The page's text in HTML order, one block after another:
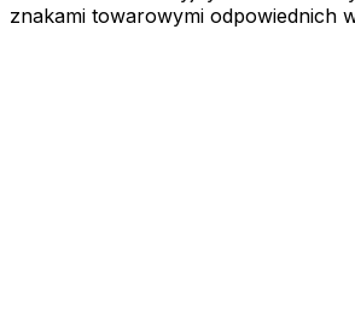
znakami towarowymi odpowiednich